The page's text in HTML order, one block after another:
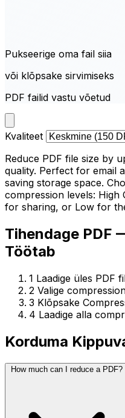
Pukseerige oma fail siia
või klõpsake sirvimiseks
PDF failid vastu võetud
Kvaliteet
Reduce PDF file size by
quality. Perfect for email
saving storage space.
compression levels:
for sharing, or Low for
Tihendage PDF
Töötab
1 Laadige üles PDF
2 Valige
3 Klõpsake
4 Laadige alla
Korduma
How much can I reduce a PDF?